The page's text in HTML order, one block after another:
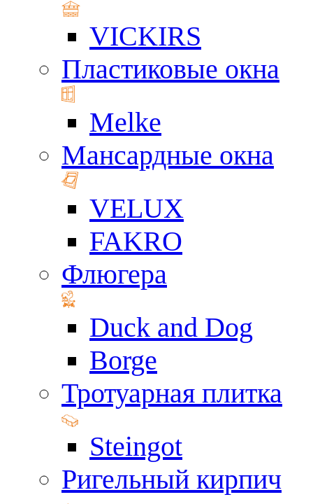
VICKIRS
Пластиковые окна
Melke
Мансардные окна
VELUX
FAKRO
Флюгера
Duck and Dog
Borge
Тротуарная плитка
Steingot
Ригельный кирпич